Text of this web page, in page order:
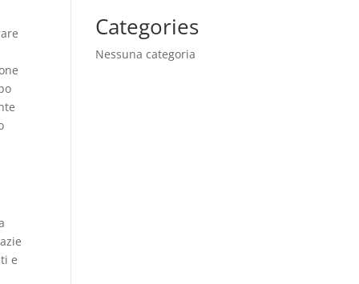
e
Categories
Nessuna categoria